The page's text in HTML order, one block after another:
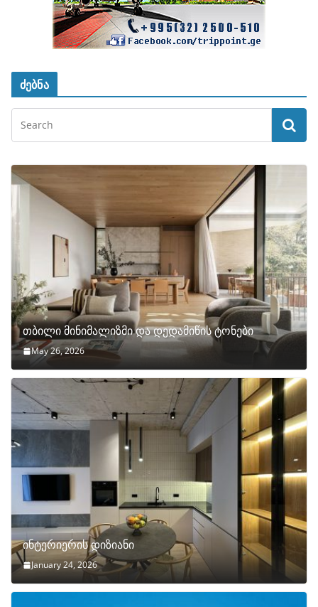
ძებნა
თბილი მინიმალიზმი და დედამიწის ტონები
May 26, 2026
ინტერიერის დიზიანი
January 24, 2026